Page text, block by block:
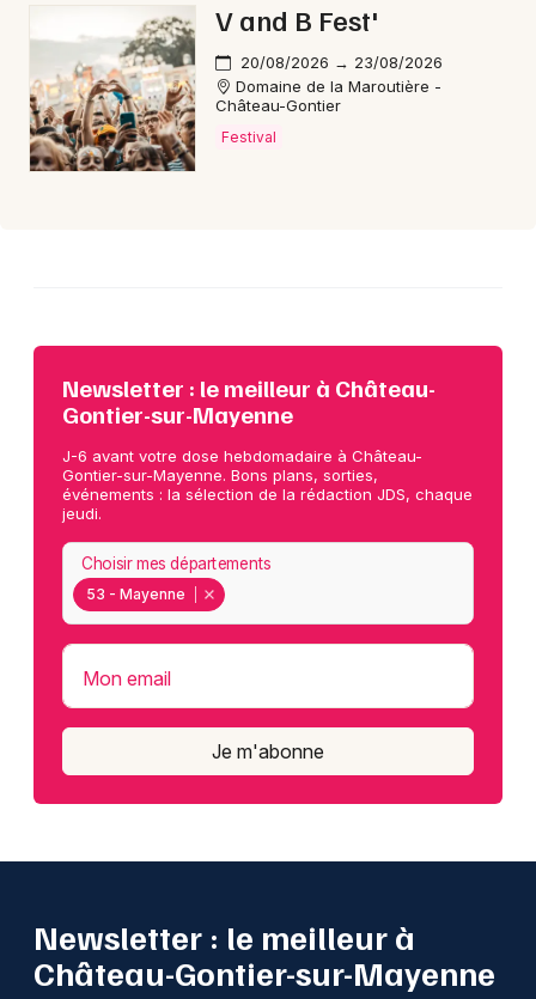
Mon email
Je m'abonne
V and B Fest'
20/08/2026 → 23/08/2026
Domaine de la Maroutière -
Château-Gontier
Festival
Newsletter : le meilleur à Château-
Gontier-sur-Mayenne
J-6 avant votre dose hebdomadaire à Château-
Gontier-sur-Mayenne. Bons plans, sorties,
événements : la sélection de la rédaction JDS, chaque
jeudi.
53 - Mayenne
Choisir mes départements
Mon email
Je m'abonne
Newsletter : le meilleur à
Château-Gontier-sur-Mayenne